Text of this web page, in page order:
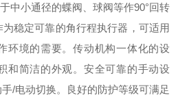
中小通径的蝶阀、球阀等作90°回转
稳定可靠的角行程执行器，可适用
环境的需要。传动机构一体化的设
和简洁的外观。安全可靠的手动设
/电动切换。良好的防护等级可满足